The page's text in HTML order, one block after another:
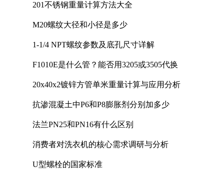
201不锈钢重量计算方法大全
M20螺纹大径和小径是多少
1-1/4 NPT螺纹参数及底孔尺寸详解
F1010E是什么管？能否用3205或3505代换
20x40x2镀锌方管单米重量计算与应用分析
抗渗混凝土中P6和P8膨胀剂分别加多少
法兰PN25和PN16有什么区别
消费者对洗衣机的核心需求调研与分析
U型螺栓的国家标准